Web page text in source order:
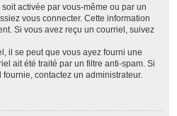
activée par vous-même ou par un
vous connecter. Cette information
Si vous avez reçu un courriel, suivez
il se peut que vous ayez fourni une
ait été traité par un filtre anti-spam. Si
contactez un administrateur.